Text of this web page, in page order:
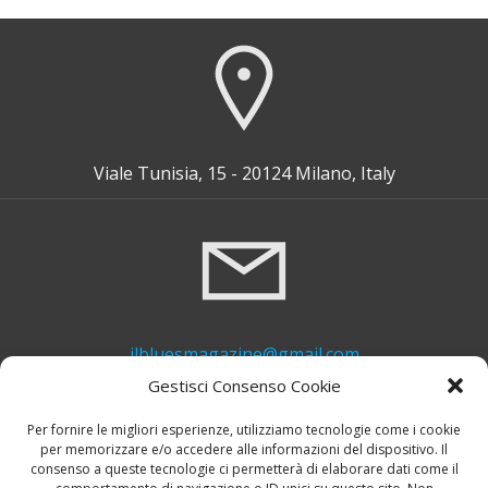
Gestisci Consenso Cookie
Per fornire le migliori esperienze, utilizziamo tecnologie come i cookie
per memorizzare e/o accedere alle informazioni del dispositivo. Il
consenso a queste tecnologie ci permetterà di elaborare dati come il
Viale Tunisia, 15 - 20124 Milano, Italy
ilbluesmagazine@gmail.com